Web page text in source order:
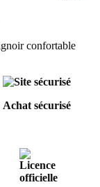
confortable
Achat sécurisé